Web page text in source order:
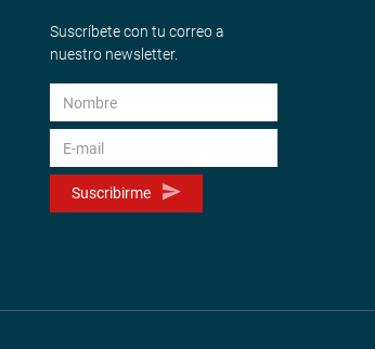
Suscríbete con tu correo a
nuestro newsletter.
Suscribirme